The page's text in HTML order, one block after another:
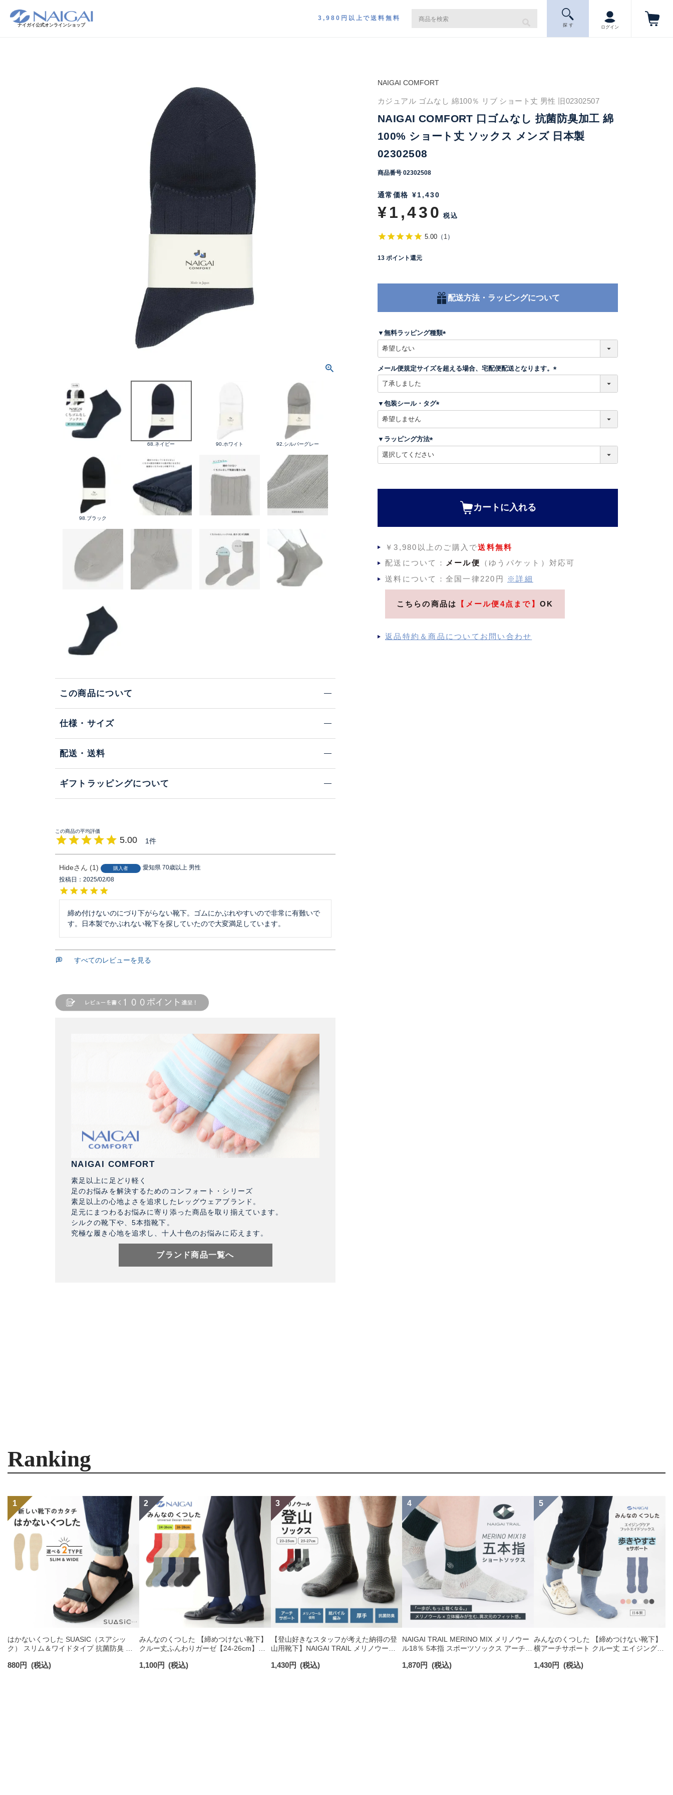
ナイガイ公式オンラインショップ
3,980円以上で送料無料
探 す ログイン
68.ネイビー 90.ホワイト 92.シルバーグレー
98.ブラック
この商品について
仕様・サイズ
配送・送料
ギフトラッピングについて
5.00 1
Hide 1 購入者 愛知県 70歳以上 男性
投稿日
2025/02/08
締め付けないのにづり下がらない靴下。ゴムにかぶれやすいので非常に有難いで
す。日本製でかぶれない靴下を探していたので大変満足しています。
すべてのレビューを見る
NAIGAI COMFORT
素足以上に足どり軽く
足のお悩みを解決するためのコンフォート・シリーズ
素足以上の心地よさを追求したレッグウェアブランド。
足元にまつわるお悩みに寄り添った商品を取り揃えています。
シルクの靴下や、5本指靴下。
究極な履き心地を追求し、十人十色のお悩みに応えます。
ブランド商品一覧へ
NAIGAI COMFORT
カジュアル ゴムなし 綿100％ リブ ショート丈 男性 旧02302507
NAIGAI COMFORT 口ゴムなし 抗菌防臭加工 綿
100% ショート丈 ソックス メンズ 日本製
02302508
商品番号 02302508
通常価格 ¥1,430
¥1,430 税込
5.00 （ 1）
13 ポイント還元
配送方法・ラッピングについて
▼無料ラッピング種類
須
)
メール便規定サイズを超える場合、宅配便配送となります。
)
▼包装シール・タグ
)
▼ラッピング方法
カートに入れる
￥3,980以上のご購入で送料無料
配送について： メール便
（ゆうパケット）対応可
送料について：全国一律220円
※詳細
こちらの商品は 【メール便4点まで】 OK
返品特約＆商品についてお問い合わせ
Ranking
はかないくつした SUASIC（スアシッ
ク） スリム＆ワイドタイプ 抗菌防臭 ソ
日発送】 96405001
880円 (税込)
みんなのくつした 【締めつけない靴下】
クルー丈ふんわりガーゼ【24-26cm】
コットン 02422415
1,100円 (税込)
【登山好きなスタッフが考えた納得の登
山用靴下】NAIGAI TRAIL メリノウール
最短翌日発送】90301018
1,430円 (税込)
NAIGAI TRAIL MERINO MIX メリノウー
ル18％ 5本指 スポーツソックス アーチフ
付 ショート丈 メンズ レディース 【365
1,870円 (税込)
みんなのくつした 【締めつけない靴下】
横アーチサポート クルー丈 エイジングケ
ンズ レディース 03150024
1,430円 (税込)